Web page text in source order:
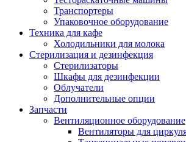
Транспортеры
Упаковочное оборудование
Техника для кафе
Холодильники для молока
Стерилизация и дезинфекция
Стерилизаторы
Шкафы для дезинфекции
Облучатели
Дополнительные опции
Запчасти
Вентиляционное оборудование
Вентиляторы для